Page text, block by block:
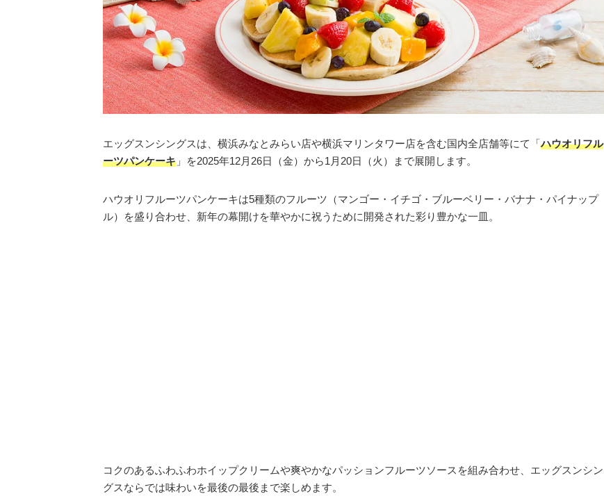
エッグスンシングスは、横浜みなとみらい店や横浜マリンタワー店を含む国内全店舗等にて「ハウオリフル
ーツパンケーキ 」を2025年12月26日（金）から1月20日（火）まで展開します。
ハウオリフルーツパンケーキは5種類のフルーツ（マンゴー・イチゴ・ブルーベリー・バナナ・パイナップ
ル）を盛り合わせ、新年の幕開けを華やかに祝うために開発された彩り豊かな一皿。
コクのあるふわふわホイップクリームや爽やかなパッションフルーツソースを組み合わせ、エッグスンシン
グスならでは味わいを最後の最後まで楽しめます。